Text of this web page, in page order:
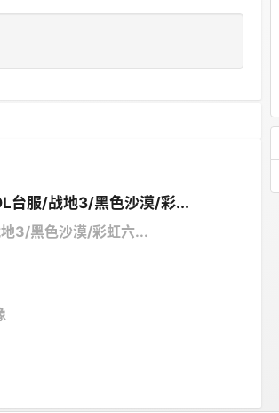
台服/战地3/黑色沙漠/彩...
3/黑色沙漠/彩虹六...